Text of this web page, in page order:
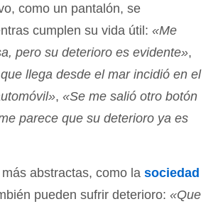
como un pantalón, se
cumplen su vida útil: «Me
pero su deterioro es evidente»,
llega desde el mar incidió en el
, «Se me salió otro botón
parece que su deterioro ya es
abstractas, como la sociedad
pueden sufrir deterioro: «Que